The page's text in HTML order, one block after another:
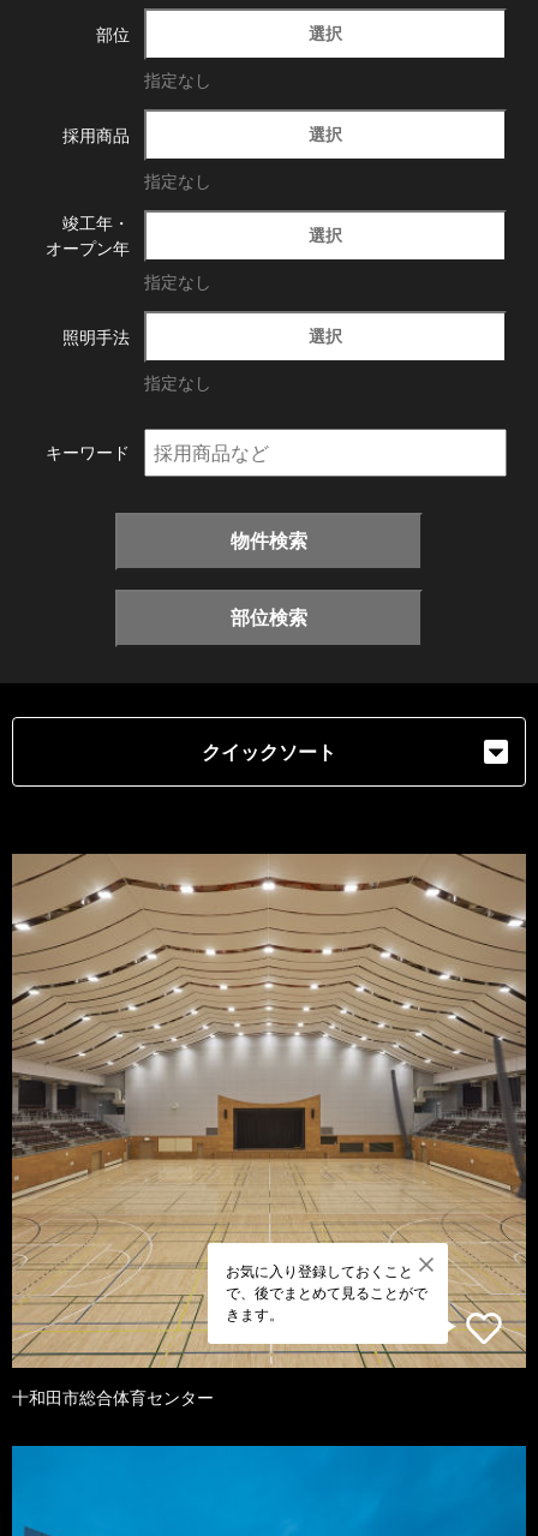
部位 選択
指定なし
採用商品 選択
指定なし
竣工年・
オープン年
選択
指定なし
照明手法 選択
指定なし
キーワード
物件検索
部位検索
クイックソート
お気に入り登録しておくこと
で、後でまとめて見ることがで
きます。
十和田市総合体育センター